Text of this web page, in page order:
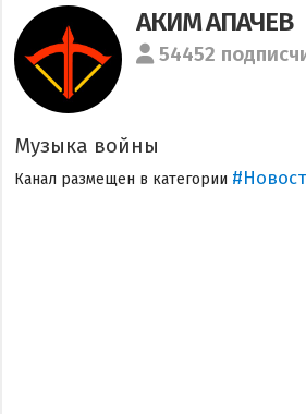
АКИМ АПАЧЕВ
54452
Музыка войны
Канал размещен в категории